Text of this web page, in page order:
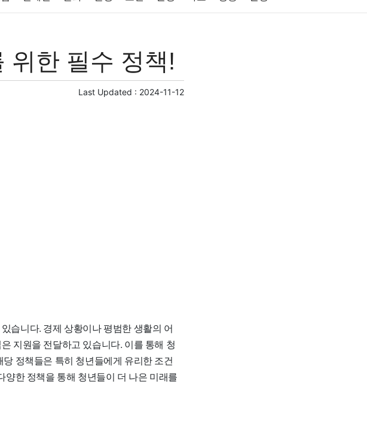
의료 의학 경제 마케팅 부동산
위한 필수 정책!
Last Updated : 2024-11-12
습니다. 경제 상황이나 평범한 생활의 어
지원을 전달하고 있습니다. 이를 통해 청
정책들은 특히 청년들에게 유리한 조건
한 정책을 통해 청년들이 더 나은 미래를